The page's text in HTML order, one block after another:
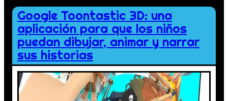
Google Toontastic 3D: una
aplicación para que los niños
puedan dibujar, animar y narrar
sus historias